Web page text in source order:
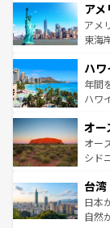
ンツ
の建
博物
こと
ば市
着の
アメ
アメ
東海
のよ
ンメ
西部
部の
文化
しみ
ならで
情報
ハワ
年間
ハワ
ワイ
島だ
おす
れる
人々
ク、
オー
オー
シド
リア
ク）
ど、
台湾
日本
自然